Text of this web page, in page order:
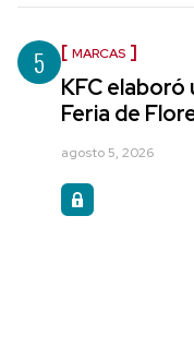
5 MARCAS
KFC elaboró
Feria de
agosto 5, 2026